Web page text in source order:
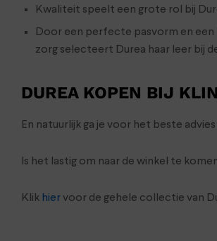
Kwaliteit speelt een grote rol bij
Door een perfecte pasvorm en
zorg selecteert Durea haar leer bij
DUREA KOPEN BIJ
En natuurlijk ga je voor het beste
Is het lastig om naar de winkel te
Klik hiervoor de gehele collectie van